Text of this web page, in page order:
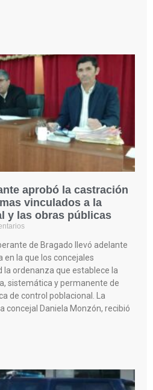
aprobó la castración
vinculados a la
y las obras públicas
de Bragado llevó adelante
en la que los concejales
la ordenanza que establece la
sistemática y permanente de
de control poblacional. La
concejal Daniela Monzón, recibió